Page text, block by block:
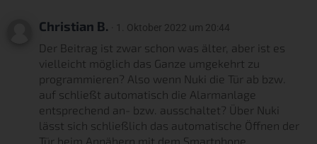
Christian B. · 1. Oktober 2022 um 20:44
Der Beitrag ist zwar schon was älter, aber ist es
vielleicht möglich das Ganze umgekehrt zu
programmieren? Also wenn Nuki die Tür ab bzw.
auf schließt automatisch die Alarmanlage
entsprechend an- bzw. ausschaltet? Über Nuki
lässt sich schließlich das automatische Öffnen der
Tür beim Annähern mit dem Smartphone